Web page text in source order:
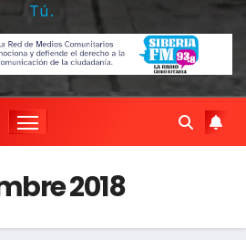
Tú.
2018